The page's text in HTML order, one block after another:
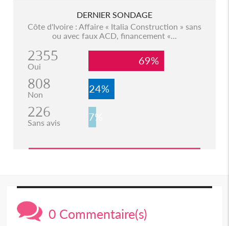
DERNIER SONDAGE
Côte d'Ivoire : Affaire « Italia Construction » sans
ou avec faux ACD, financement «...
2355
Oui 69%
808
Non 24%
226
Sans avis 7%
0 Commentaire(s)